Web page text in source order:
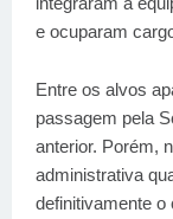
e ocuparam
Entre os alvos
passagem pela
anterior. Porém,
administrativa
definitivamente o